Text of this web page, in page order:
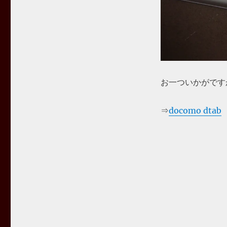
お一ついかがで
⇒docomo dtab